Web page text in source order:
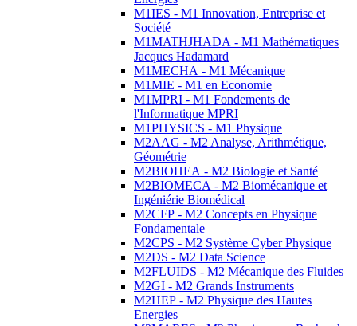
M1IES - M1 Innovation, Entreprise et
Société
M1MATHJHADA - M1 Mathématiques
Jacques Hadamard
M1MECHA - M1 Mécanique
M1MIE - M1 en Economie
M1MPRI - M1 Fondements de
l'Informatique MPRI
M1PHYSICS - M1 Physique
M2AAG - M2 Analyse, Arithmétique,
Géométrie
M2BIOHEA - M2 Biologie et Santé
M2BIOMECA - M2 Biomécanique et
Ingéniérie Biomédical
M2CFP - M2 Concepts en Physique
Fondamentale
M2CPS - M2 Système Cyber Physique
M2DS - M2 Data Science
M2FLUIDS - M2 Mécanique des Fluides
M2GI - M2 Grands Instruments
M2HEP - M2 Physique des Hautes
Energies